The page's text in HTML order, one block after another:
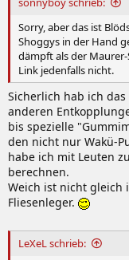
Sorry, aber das ist
Shoggys in der Hand
dämpft als der
Link jedenfalls nicht.
Sicherlich hab ich
anderen
bis spezielle
den nicht nur Wakü-
habe ich mit Leuten
berechnen.
Weich ist nicht gleich
Fliesenleger.
LeXeL schrieb: